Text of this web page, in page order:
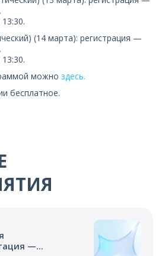
(14 марта): регистрация —
можно здесь.
бесплатное.
—